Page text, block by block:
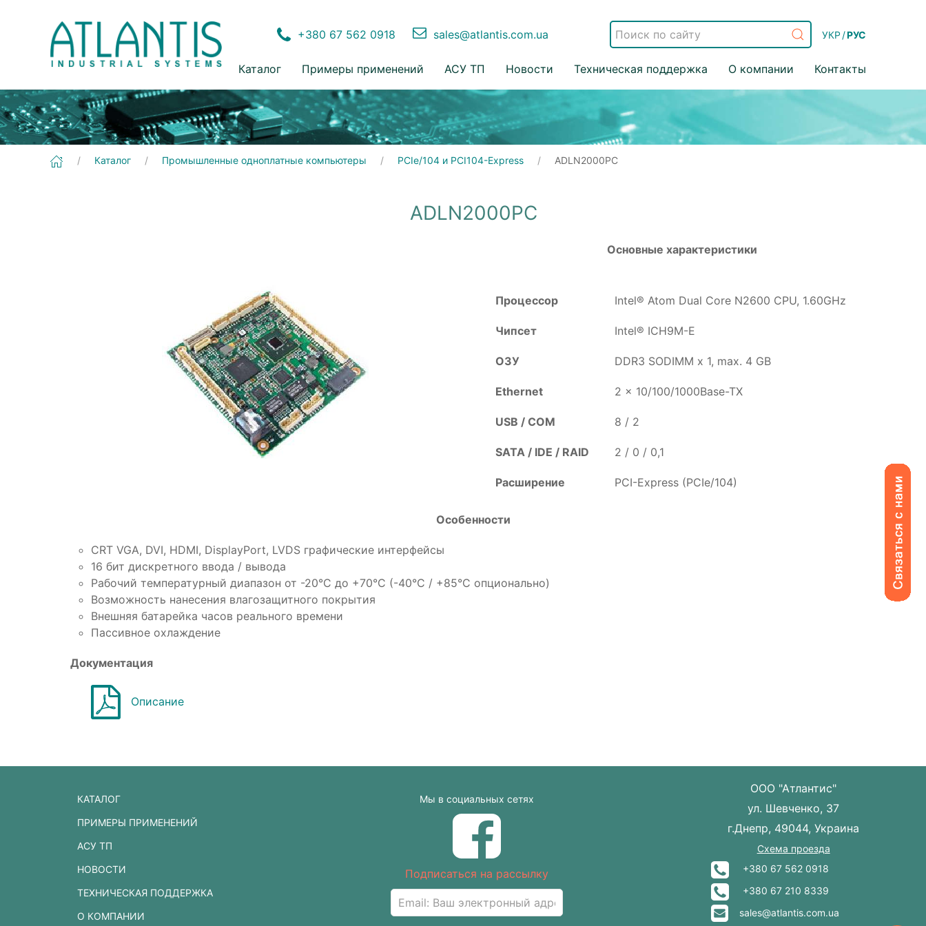
+380 67 562 0918 sales@atlantis.com.ua УКР /РУС
Каталог Примеры применений АСУ ТП Новости Техническая поддержка О компании Контакты
Каталог Промышленные одноплатные компьютеры PCIe/104 и PCI104-Express ADLN2000PC
ADLN2000PC
Основные характеристики
Процессор Intel® Atom Dual Core N2600 CPU, 1.60GHz
Чипсет Intel® ICH9M-E
ОЗУ DDR3 SODIMM x 1, max. 4 GB
Ethernet 2 x 10/100/1000Base-TX
USB / COM 8 / 2
SATA / IDE / RAID 2 / 0 / 0,1
Расширение PCI-Express (PCIe/104)
Особенности
CRT VGA, DVI, HDMI, DisplayPort, LVDS графические интерфейсы
16 бит дискретного ввода / вывода
Рабочий температурный диапазон от -20°C до +70°C (-40°C / +85°C опционально)
Возможность нанесения влагозащитного покрытия
Внешняя батарейка часов реального времени
Пассивное охлаждение
Документация
Описание
КАТАЛОГ
ПРИМЕРЫ ПРИМЕНЕНИЙ
АСУ ТП
НОВОСТИ
ТЕХНИЧЕСКАЯ ПОДДЕРЖКА
О КОМПАНИИ
Мы в социальных сетях
Подписаться на рассылку
ООО "Атлантис"
ул. Шевченко, 37
г.Днепр, 49044, Украина
Схема проезда
+380 67 562 0918
+380 67 210 8339
sales@atlantis.com.ua